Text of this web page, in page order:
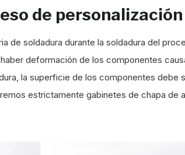
de
de soldadura durante la soldadura del
deformación de los componentes
la superficie de los componentes debe
estrictamente gabinetes de chapa de